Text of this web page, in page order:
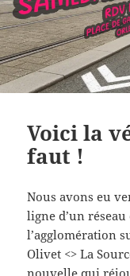
Voici la
faut !
Nous avons eu
ligne d’un réseau
l’agglomération
Olivet <> La
nouvelle qui